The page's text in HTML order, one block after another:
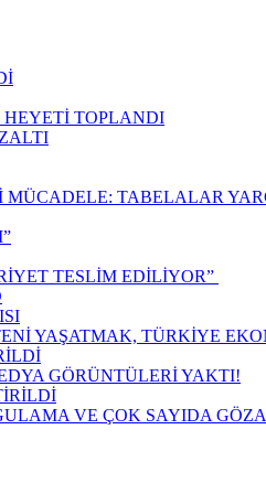
HEYETİ TOPLANDI
TABELALAR
TESLİM EDİLİYOR”
YAŞATMAK, TÜRKİYE
GÖRÜNTÜLERİ YAKTI!
VE ÇOK SAYIDA